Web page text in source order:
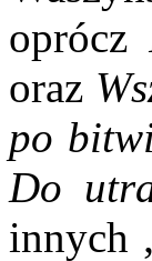
oprócz
oraz
po
Do
innych